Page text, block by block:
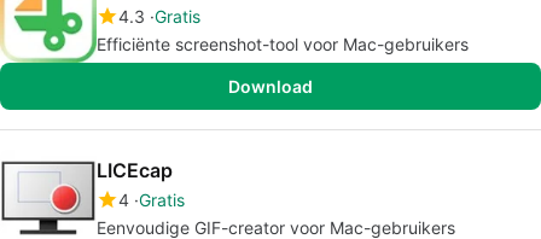
4.3 Gratis
Efficiënte screenshot-tool voor Mac-gebruikers
Download
LICEcap
4 Gratis
Eenvoudige GIF-creator voor Mac-gebruikers